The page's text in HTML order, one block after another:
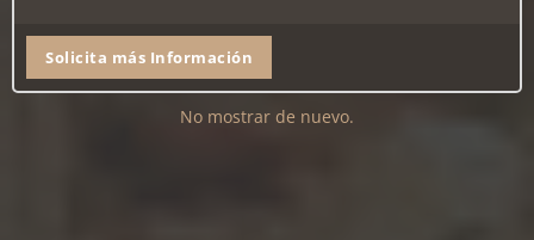
Solicita más Información
No mostrar de nuevo.